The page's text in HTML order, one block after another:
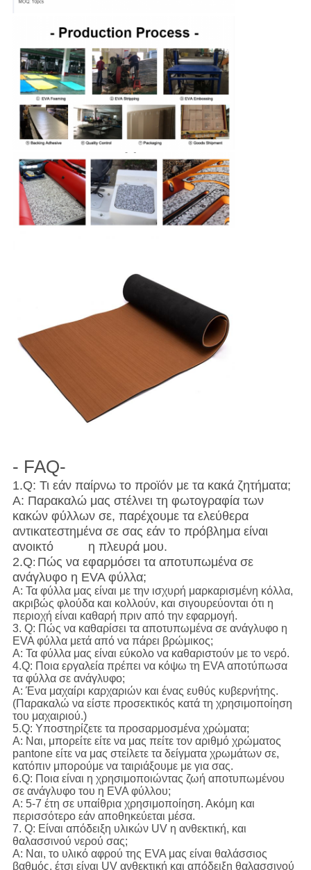
- FAQ-
1.Q: Τι εάν παίρνω το προϊόν με τα κακά ζητήματα;
Α: Παρακαλώ μας στέλνει τη φωτογραφία των
κακών φύλλων σε, παρέχουμε τα ελεύθερα
αντικατεστημένα σε σας εάν το πρόβλημα είναι
ανοικτό η πλευρά μου.
2.Q: Πώς να εφαρμόσει τα αποτυπωμένα σε
ανάγλυφο η EVA φύλλα;
Α: Τα φύλλα μας είναι με την ισχυρή μαρκαρισμένη κόλλα,
ακριβώς φλούδα και κολλούν, και σιγουρεύονται ότι η
περιοχή είναι καθαρή πριν από την εφαρμογή.
3. Q: Πώς να καθαρίσει τα αποτυπωμένα σε ανάγλυφο η
EVA φύλλα μετά από να πάρει βρώμικος;
Α: Τα φύλλα μας είναι εύκολο να καθαριστούν με το νερό.
4.Q: Ποια εργαλεία πρέπει να κόψω τη EVA αποτύπωσα
τα φύλλα σε ανάγλυφο;
Α: Ένα μαχαίρι καρχαριών και ένας ευθύς κυβερνήτης.
(Παρακαλώ να είστε προσεκτικός κατά τη χρησιμοποίηση
του μαχαιριού.)
5.Q: Υποστηρίζετε τα προσαρμοσμένα χρώματα;
Α: Ναι, μπορείτε είτε να μας πείτε τον αριθμό χρώματος
pantone είτε να μας στείλετε τα δείγματα χρωμάτων σε,
κατόπιν μπορούμε να ταιριάξουμε με για σας.
6.Q: Ποια είναι η χρησιμοποιώντας ζωή αποτυπωμένου
σε ανάγλυφο του η EVA φύλλου;
Α: 5-7 έτη σε υπαίθρια χρησιμοποίηση. Ακόμη και
περισσότερο εάν αποθηκεύεται μέσα.
7. Q: Είναι απόδειξη υλικών UV η ανθεκτική, και
θαλασσινού νερού σας;
Α: Ναι, το υλικό αφρού της EVA μας είναι θαλάσσιος
βαθμός, έτσι είναι UV ανθεκτική και απόδειξη θαλασσινού